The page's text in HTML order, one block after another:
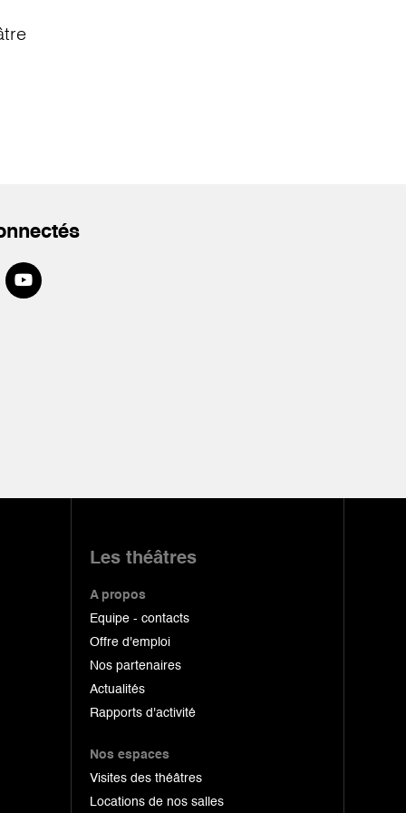
Les théâtres
A propos
Equipe - contacts
Offre d'emploi
Nos partenaires
Actualités
Rapports d'activité
Nos espaces
Visites des théâtres
Locations de nos salles